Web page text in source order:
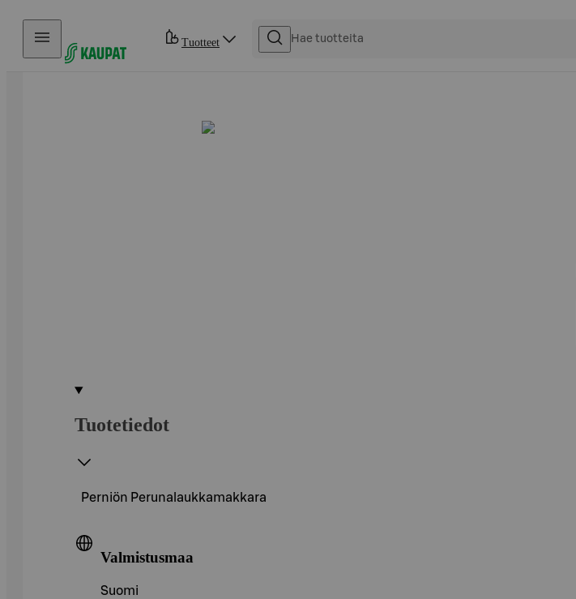
Hyppää sisältöön
Tuotteet
Tuotetiedot
Perniön Perunalaukkamakkara
Valmistusmaa
Suomi